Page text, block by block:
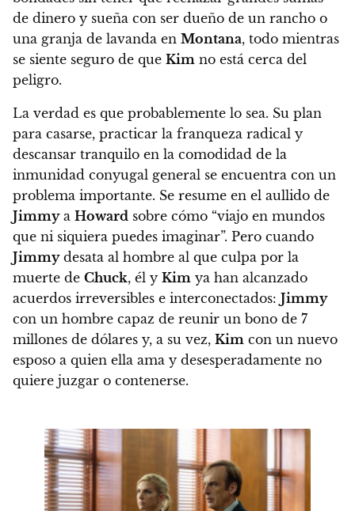
de dinero y sueña con ser dueño de un rancho o
una granja de lavanda en Montana, todo mientras
se siente seguro de que Kim no está cerca del
peligro.
La verdad es que probablemente lo sea. Su plan
para casarse, practicar la franqueza radical y
descansar tranquilo en la comodidad de la
inmunidad conyugal general se encuentra con un
problema importante. Se resume en el aullido de
Jimmya Howard sobre cómo “viajo en mundos
que ni siquiera puedes imaginar”. Pero cuando
Jimmydesata al hombre al que culpa por la
muerte de Chuck, él y Kim ya han alcanzado
acuerdos irreversibles e interconectados: Jimmy
con un hombre capaz de reunir un bono de 7
millones de dólares y, a su vez, Kim con un nuevo
esposo a quien ella ama y desesperadamente no
quiere juzgar o contenerse.